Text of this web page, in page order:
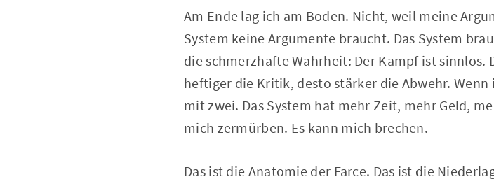
Am Ende lag ich am Boden. Nicht, weil meine
System keine Argumente braucht. Das System
die schmerzhafte Wahrheit: Der Kampf ist sinnlos.
heftiger die Kritik, desto stärker die Abwehr.
mit zwei. Das System hat mehr Zeit, mehr Geld,
mich zermürben. Es kann mich brechen.
Das ist die Anatomie der Farce. Das ist die